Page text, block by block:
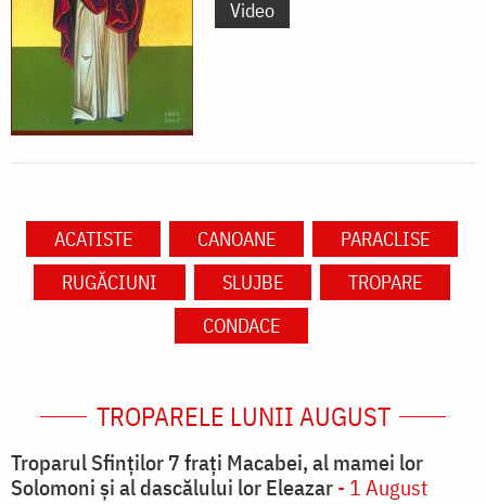
Video
ACATISTE CANOANE
PARACLISE
RUGĂCIUNI
SLUJBE
TROPARE
CONDACE
TROPARELE LUNII AUGUST
Troparul Sfinţilor 7 fraţi Macabei, al mamei lor
Solomoni şi al dascălului lor Eleazar- 1 August